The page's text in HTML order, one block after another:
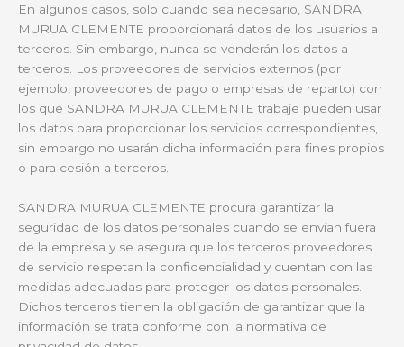
En algunos casos, solo cuando sea necesario, SANDRA
MURUA CLEMENTE proporcionará datos de los usuarios a
terceros. Sin embargo, nunca se venderán los datos a
terceros. Los proveedores de servicios externos (por
ejemplo, proveedores de pago o empresas de reparto) con
los que SANDRA MURUA CLEMENTE trabaje pueden usar
los datos para proporcionar los servicios correspondientes,
sin embargo no usarán dicha información para fines propios
o para cesión a terceros.
SANDRA MURUA CLEMENTE procura garantizar la
seguridad de los datos personales cuando se envían fuera
de la empresa y se asegura que los terceros proveedores
de servicio respetan la confidencialidad y cuentan con las
medidas adecuadas para proteger los datos personales.
Dichos terceros tienen la obligación de garantizar que la
información se trata conforme con la normativa de